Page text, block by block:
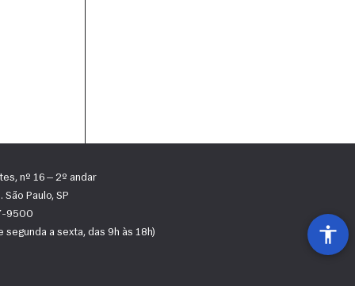
nº 16 — 2º andar
Paulo, SP
9500
a sexta, das 9h às 18h)